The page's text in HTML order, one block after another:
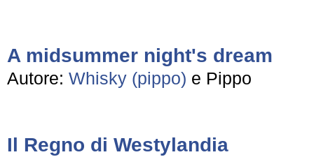
A midsummer night's dream
Autore: Whisky (pippo) e Pippo
Il Regno di Westylandia